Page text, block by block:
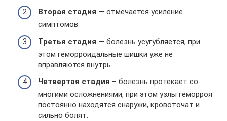
Вторая стадия — отмечается усиление
симптомов.
Третья стадия — болезнь усугубляется, при
этом геморроидальные шишки уже не
вправляются внутрь.
Четвертая стадия – болезнь протекает со
многими осложнениями, при этом узлы геморроя
постоянно находятся снаружи, кровоточат и
сильно болят.